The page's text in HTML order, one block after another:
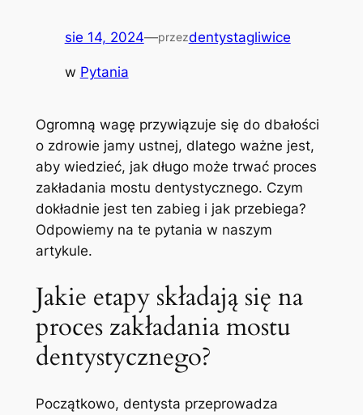
sie 14, 2024—przezdentystagliwice
w Pytania
Ogromną wagę przywiązuje się do dbałości
o zdrowie jamy ustnej, dlatego ważne jest,
aby wiedzieć, jak długo może trwać proces
zakładania mostu dentystycznego. Czym
dokładnie jest ten zabieg i jak przebiega?
Odpowiemy na te pytania w naszym
artykule.
Jakie etapy składają się na
proces zakładania mostu
dentystycznego?
Początkowo, dentysta przeprowadza